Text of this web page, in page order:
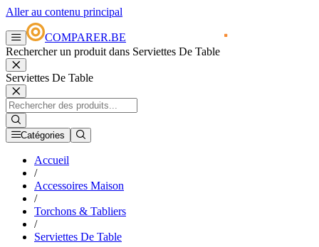
Aller au contenu principal
COMPARER.BE
Rechercher un produit dans Serviettes De Table
Serviettes De Table
Catégories
Accueil
/
Accessoires Maison
/
Torchons & Tabliers
/
Serviettes De Table